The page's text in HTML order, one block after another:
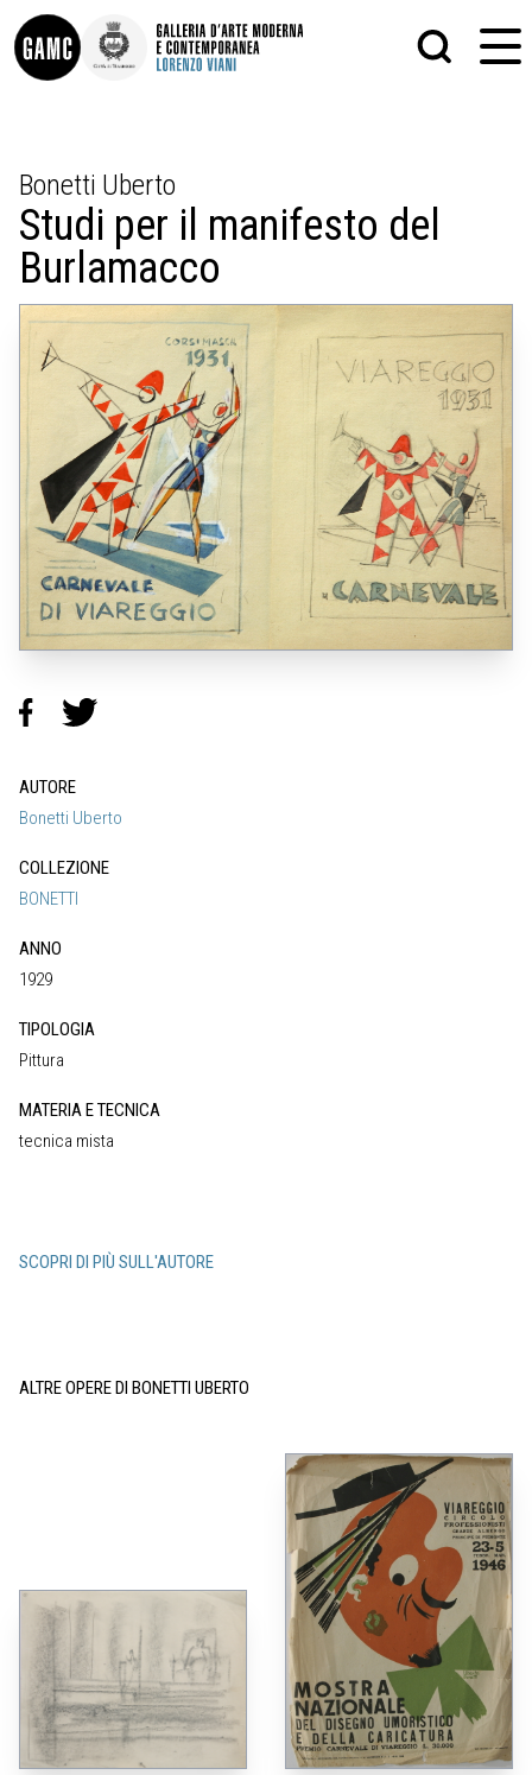
CONTATTI
DIDATTICA
SHOP
LE COLLEZIONI
GLI AUTORI
LORENZO VIANI
MOSTRE
EVENTI
PALAZZO DELLE MUSE
SCULTURA
STAMPA
FOTOGRAFIA
Bonetti Uberto
Studi per il manifesto del
Burlamacco
AUTORE
Bonetti Uberto
COLLEZIONE
BONETTI
ANNO
1929
TIPOLOGIA
Pittura
MATERIA E TECNICA
tecnica mista
SCOPRI DI PIÙ SULL'AUTORE
ALTRE OPERE DI BONETTI UBERTO